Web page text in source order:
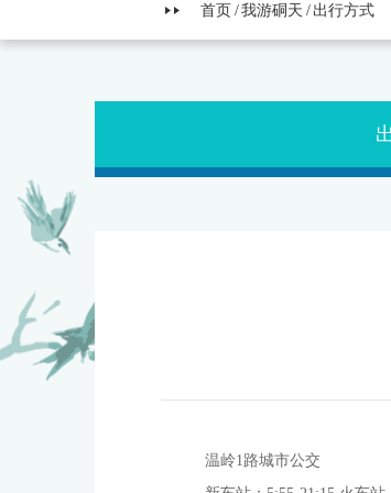
首页 我游硐天 出行方式
温岭1路城市公交